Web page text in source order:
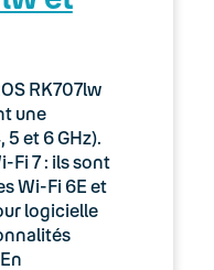
RK707lw
une
et 6 GHz).
Fi 7 : ils sont
Wi-Fi 6E et
logicielle